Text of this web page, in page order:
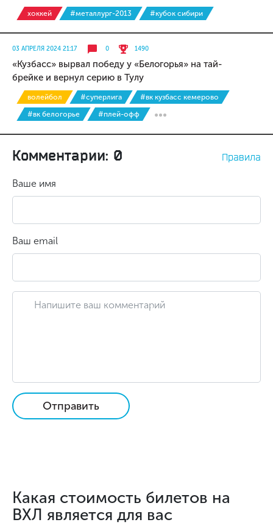
хоккей #металлург-2013 #кубок сибири
03 АПРЕЛЯ 2024 21:17 0 1490
«Кузбасс» вырвал победу у «Белогорья» на тай-
брейке и вернул серию в Тулу
волейбол #суперлига
#вк кузбасс кемерово
#вк белогорье
#плей-офф
Комментарии: 0 Правила
Ваше имя
Ваш email
Отправить
Какая стоимость билетов на
ВХЛ является для вас